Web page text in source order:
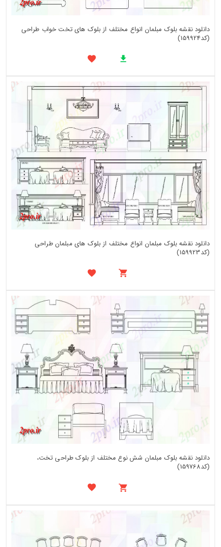
دانلود نقشه بلوک مبلمان انواع مختلف از بلوک های تخت خواب طراحی
(کد159924)
دانلود نقشه بلوک مبلمان انواع مختلف از بلوک های مبلمان طراحی
(کد159923)
دانلود نقشه بلوک مبلمان شش نوع مختلف از بلوک طراحی تخت،
(کد159768)